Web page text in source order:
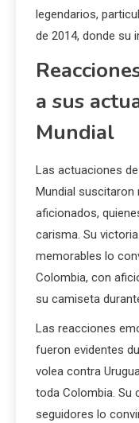
legendarios,
de 2014, donde su
a sus
Mundial
Las actuaciones
Mundial suscitaron
aficionados,
carisma. Su
memorables lo
Colombia, con
su camiseta
Las reacciones
fueron evidentes
volea contra
toda Colombia. Su
seguidores lo